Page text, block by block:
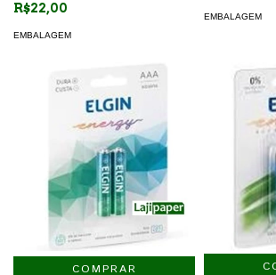
R$22,00
EMBALAGEM
EMBALAGEM